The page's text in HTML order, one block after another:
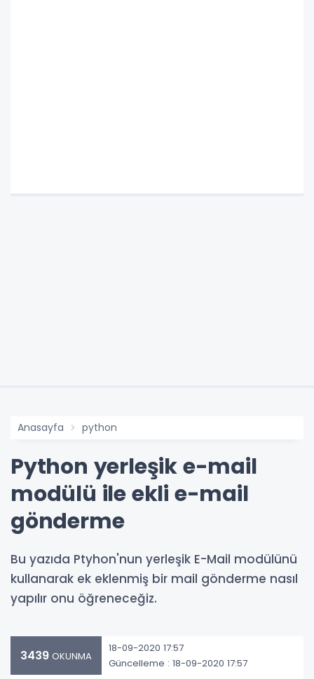
Anasayfa python
Python yerleşik e-mail
modülü ile ekli e-mail
gönderme
Bu yazıda Ptyhon'nun yerleşik E-Mail modülünü
kullanarak ek eklenmiş bir mail gönderme nasıl
yapılır onu öğreneceğiz.
3439 OKUNMA
18-09-2020 17:57
Güncelleme : 18-09-2020 17:57